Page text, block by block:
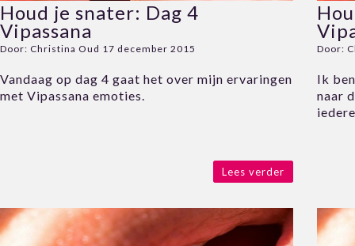
Houd je snater: Dag 4
Vipassana
Door: Christina Oud 17 december 2015
Vandaag op dag 4 gaat het over mijn ervaringen
met Vipassana emoties.
Lees verder
Door:
Ik
naar